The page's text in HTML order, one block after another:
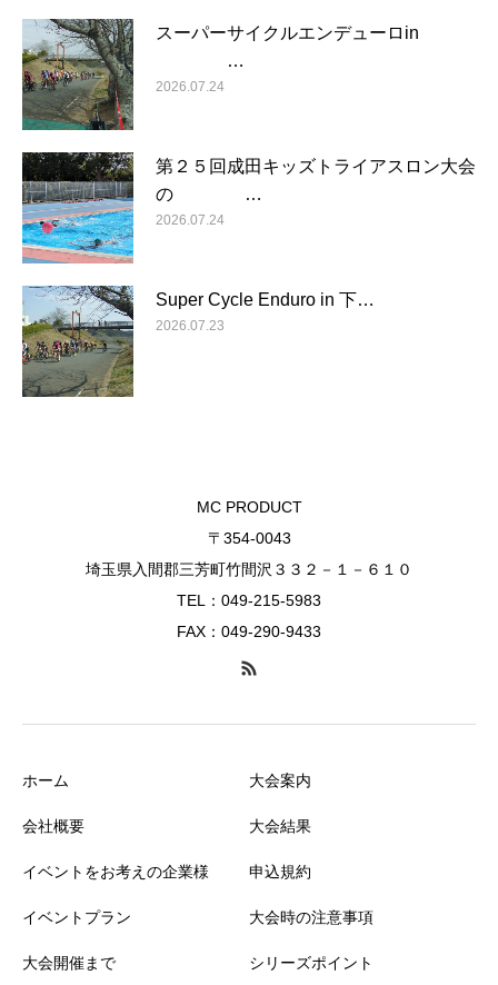
スーパーサイクルエンデューロin
…
2026.07.24
第２５回成田キッズトライアスロン大会
の …
2026.07.24
Super Cycle Enduro in 下…
2026.07.23
MC PRODUCT
〒354-0043
埼玉県入間郡三芳町竹間沢３３２－１－６１０
TEL：049-215-5983
FAX：049-290-9433
ホーム
会社概要
イベントをお考えの企業様
イベントプラン
大会開催まで
大会案内
大会結果
申込規約
大会時の注意事項
シリーズポイント